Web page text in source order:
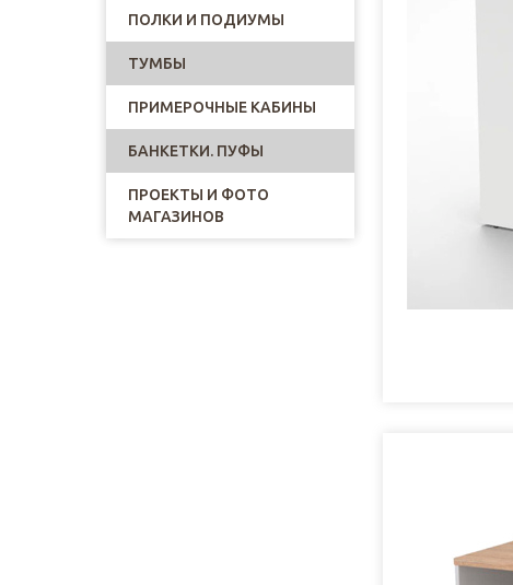
ПОЛКИ И ПОДИУМЫ
ТУМБЫ
ПРИМЕРОЧНЫЕ КАБИНЫ
БАНКЕТКИ. ПУФЫ
ПРОЕКТЫ И ФОТО
МАГАЗИНОВ